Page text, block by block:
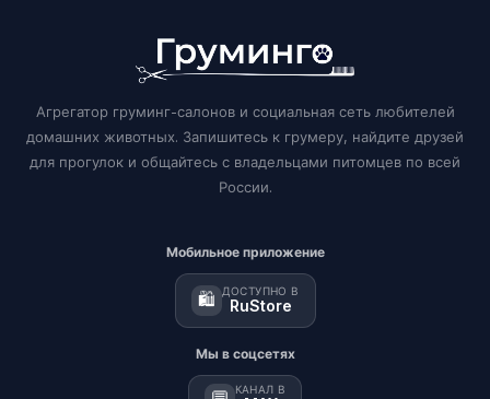
Агрегатор груминг-салонов и социальная сеть любителей
домашних животных. Запишитесь к грумеру, найдите друзей
для прогулок и общайтесь с владельцами питомцев по всей
России.
Мобильное приложение
🛍️ ДОСТУПНО В
RuStore
Мы в соцсетях
КАНАЛ В